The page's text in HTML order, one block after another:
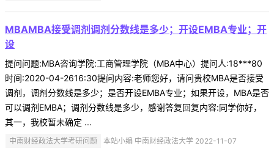
MBAMBA接受调剂调剂分数线是多少；开设EMBA专业；开
设
提问问题:MBA咨询学院:工商管理学院（MBA中心）提问人:18***80
时间:2020-04-2616:30提问内容:老师您好，请问贵校MBA是否接受
调剂，调剂分数线是多少；是否开设EMBA专业；如果开设，MBA是否
可以调剂EMBA；调剂分数线是多少，感谢答复回复内容:同学你好，
其一，我校暂未确定 ...
中南财经政法大学考研问题 本站小编 中南财经政法大学 2022-11-07